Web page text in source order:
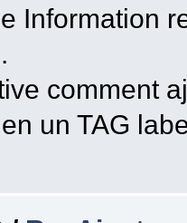
Information
comment
un TAG